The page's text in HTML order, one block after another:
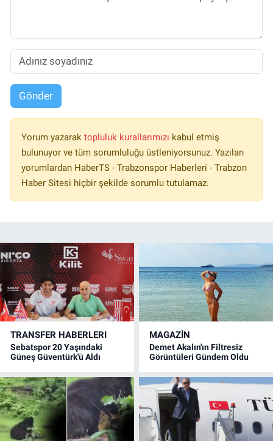
Gönder
Yorum yazarak topluluk kurallarımızı kabul etmiş
bulunuyor ve tüm sorumluluğu üstleniyorsunuz. Yazılan
yorumlardan HaberTS - Trabzonspor Haberleri - Trabzon
Haber Sitesi hiçbir şekilde sorumlu tutulamaz.
TRANSFER HABERLERI
Sebatspor 20 Yaşındaki
Güneş Güventürk'ü Aldı
MAGAZİN
Demet Akalın'ın Filtresiz
Görüntüleri Gündem Oldu